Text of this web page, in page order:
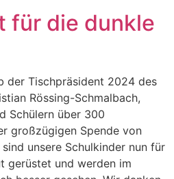
für die dunkle
der Tischpräsident 2024 des
Rössing-Schmalbach,
Schülern über 300
großzügigen Spende von
sind unsere Schulkinder nun für
gerüstet und werden im